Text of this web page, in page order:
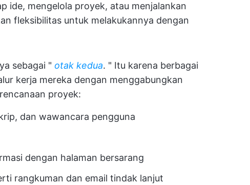
ide, mengelola proyek, atau menjalankan
fleksibilitas untuk melakukannya dengan
sebagai " otak kedua. " Itu karena berbagai
kerja mereka dengan menggabungkan
proyek:
dan wawancara pengguna
dengan halaman bersarang
rangkuman dan email tindak lanjut